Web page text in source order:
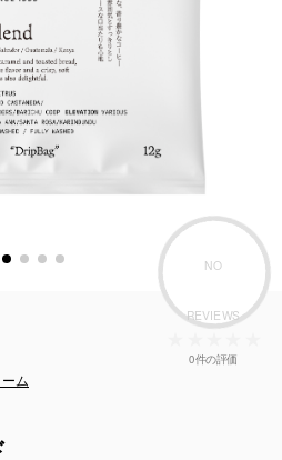
NO
REVIEWS
0件の評価
ム